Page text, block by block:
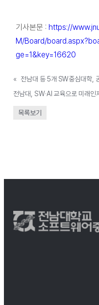
기사본문 :https://
M/Board/
ge=1&key=16620
« 전남대 등 5개 SW중심대학,
전남대, SW·AI 교육으로 미래인
목록보기